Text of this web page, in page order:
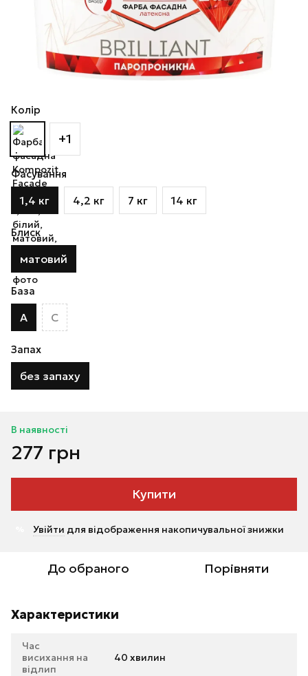
Колір
+1
Фасування
1,4 кг 4,2 кг 7 кг 14 кг
Блиск
матовий
База
A C
Запах
без запаху
В наявності
277 грн
Купити
Увійти для відображення накопичувальної знижки
До обраного Порівняти
Характеристики
Час
висихання на
відлип
40 хвилин